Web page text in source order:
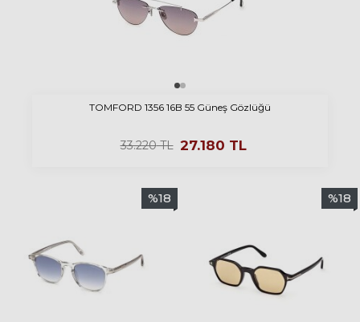
TOMFORD 1356 16B 55 Güneş Gözlüğü
33.220TL 27.180 TL
%18 %18